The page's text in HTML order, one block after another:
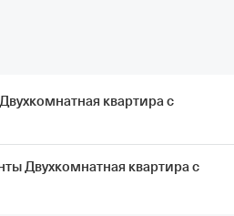
квартира с
Двухкомнатная квартира с
картой Т‑Банка. Кэшбэк придет
Двухкомнатная квартира с